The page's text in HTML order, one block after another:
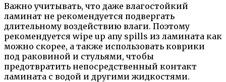
Важно учитывать, что даже влагостойкий
ламинат не рекомендуется подвергать
длительному воздействию влаги. Поэтому
рекомендуется wipe up any spills из ламината как
можно скорее, а также использовать коврики
под раковиной и стульями, чтобы
предотвратить непосредственный контакт
ламината с водой и другими жидкостями.